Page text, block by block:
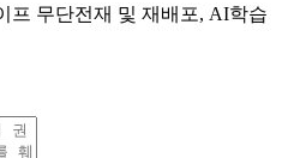
무단전재 및 재배포, AI학습